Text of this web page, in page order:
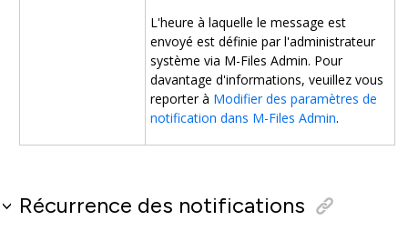
L'heure à laquelle le message est
envoyé est définie par l'administrateur
système via M-Files Admin. Pour
davantage d'informations, veuillez vous
reporter à Modifier des paramètres de
notification dans M-Files Admin.
Récurrence des notifications